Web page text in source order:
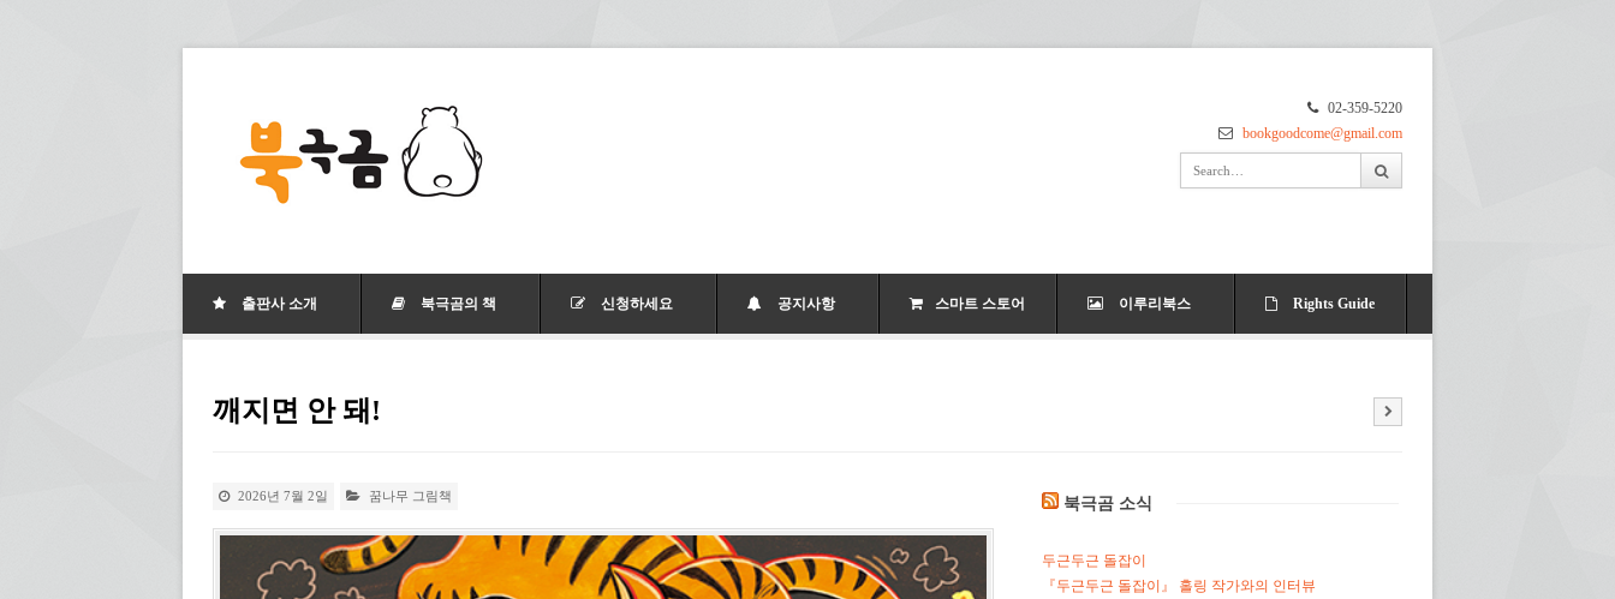
02-359-5220
bookgoodcome@gmail.com
출판사 소개 북극곰의 책 신청하세요 공지사항 스마트 스토어 이루리북스 Rights Guide
깨지면 안 돼!
2026년 7월 2일 꿈나무 그림책 북극곰 소식
두근두근 돌잡이
『두근두근 돌잡이』 홀링 작가와의 인터뷰